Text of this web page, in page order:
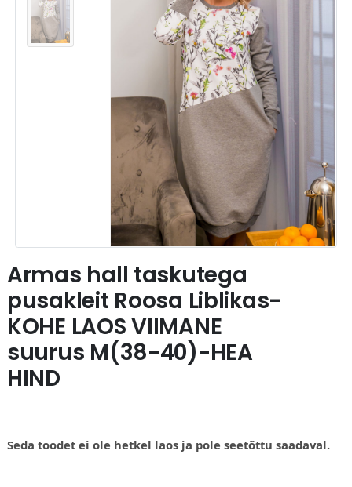
Armas hall taskutega
pusakleit Roosa Liblikas-
KOHE LAOS VIIMANE
suurus M(38-40)-HEA
HIND
Seda toodet ei ole hetkel laos ja pole seetõttu saadaval.